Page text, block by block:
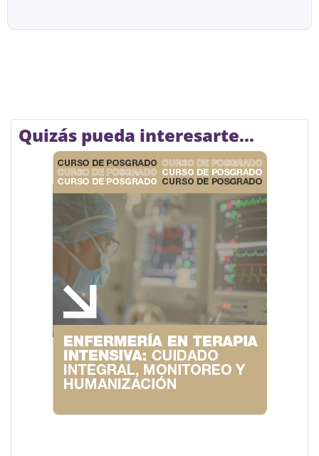
Quizás pueda interesarte...